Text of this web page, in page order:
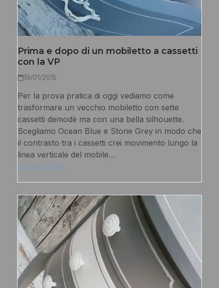
Prima e dopo di un mobiletto a cassetti
con la VP
19/01/2015
Per la prova pratica di oggi vediamo come
trasformare un vecchio mobiletto con sette
cassetti demodè ma con una bella silhouette.
Scegliamo Ocean Blue e Stone Grey in modo che
il contrasto tra i cassetti crei movimento lungo la
linea verticale del mobile…
Scopri di più